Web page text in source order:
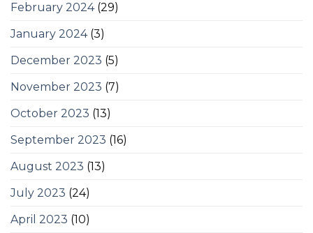
February 2024(29)
January 2024(3)
December 2023 (5)
November 2023 (7)
October 2023 (13)
September 2023 (16)
August 2023 (13)
July 2023 (24)
April 2023 (10)